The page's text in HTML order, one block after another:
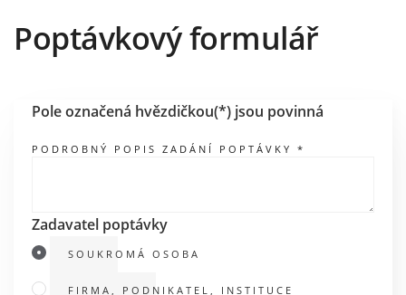
Poptávkový formulář
Pole označená hvězdičkou(*) jsou povinná
PODROBNÝ POPIS ZADÁNÍ POPTÁVKY *
Zadavatel poptávky
SOUKROMÁ OSOBA
FIRMA, PODNIKATEL, INSTITUCE